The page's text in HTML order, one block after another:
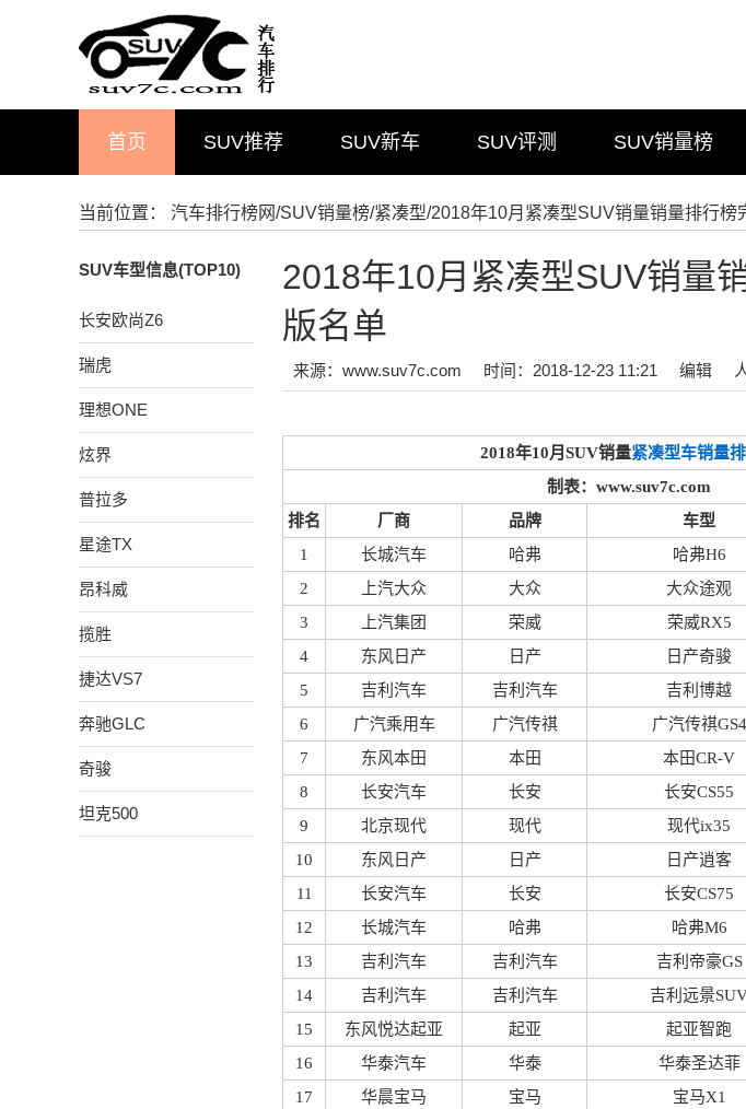
首页 SUV推荐 SUV新车 SUV评测 SUV销量榜
当前位置： 汽车排行榜网/SUV销量榜/紧凑型/2018年10月紧凑型SUV销量销量排行榜
SUV车型信息(TOP10)
长安欧尚Z6
瑞虎
理想ONE
炫界
普拉多
星途TX
昂科威
揽胜
捷达VS7
奔驰GLC
奇骏
坦克500
2018年10月紧凑型SUV销量
版名单
来源：www.suv7c.com 时间：2018-12-23 11:21 编辑
2018年10月SUV销量紧凑型车销量
制表：www.suv7c.com
排名
厂商 品牌 车型
1
长城汽车 哈弗 哈弗H6
2
上汽大众 大众 大众途观
3
上汽集团 荣威 荣威RX5
4
东风日产 日产 日产奇骏
5
吉利汽车 吉利汽车 吉利博越
6
广汽乘用车 广汽传祺 广汽传祺GS4
7
东风本田 本田 本田CR-V
8
长安汽车 长安 长安CS55
9
北京现代 现代 现代ix35
10
东风日产 日产 日产逍客
11
长安汽车 长安 长安CS75
12
长城汽车 哈弗 哈弗M6
13
吉利汽车 吉利汽车 吉利帝豪GS
14
吉利汽车 吉利汽车 吉利远景
15
东风悦达起亚 起亚 起亚智跑
16
华泰汽车 华泰 华泰圣达菲
17
华晨宝马 宝马 宝马X1